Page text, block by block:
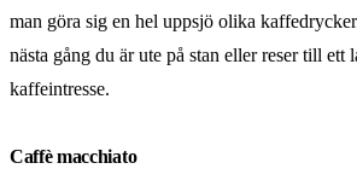
man göra sig en hel uppsjö olika
nästa gång du är ute på stan eller reser till ett
kaffeintresse.
Caffè macchiato